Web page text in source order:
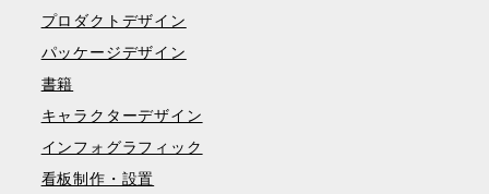
プロダクトデザイン
パッケージデザイン
書籍
キャラクターデザイン
インフォグラフィック
看板制作・設置